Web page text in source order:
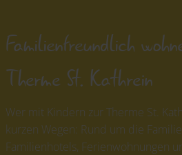
Familienfreundlich
Therme St. Kathrein
Wer mit Kindern zur Therme St.
kurzen Wegen: Rund um die
Familienhotels, Ferienwohnungen